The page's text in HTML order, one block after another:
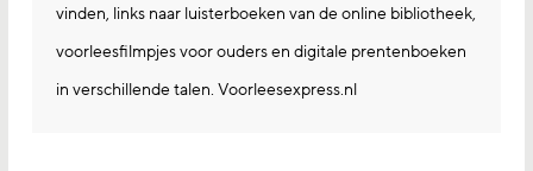
vinden, links naar luisterboeken van de online bibliotheek,
voorleesfilmpjes voor ouders en digitale prentenboeken
in verschillende talen. Voorleesexpress.nl